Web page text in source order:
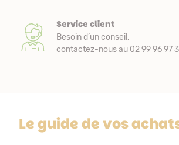
Service client
Besoin d’un conseil,
contactez-nous au 02 99 96 97
Le guide de vos